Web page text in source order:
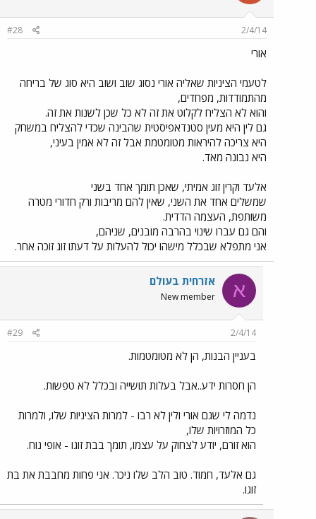
2/4/14
#28
אורי
לטעמי הציניות שאליה אורי נסוג שוב ושוב היא סוג של בריחה
מהתמודדות, מפחדים,
והוא לא הצליח לקלוט את זה לא כל שכן לשנות את זה.
גם לין היא מעין סטנדאפיסטית שהבינה שכדי להצליח במשחק
היא צריכה להיראות מטומטמת אבל זה לא אמין בעיני,
היא נבונה מאד.
אלעד וקרין זוג אמיתי, שאכן תומך אחד בשני
שמשלים אחד את השני, שאין להם מריבות ורק חדורי מטרה
משותפת, העצמה הדדית.
והם גם עברו שינוי בהרבה מובנים, שניהם,
אני מתפלא שבכלל מישהו יכול להעלות על דעתו זוג זוכה אחר.
א אזרחית בעולם
New member
2/4/14
#29
בעניין הבנות, הן לא מטומטמות.
הן חסרות ידע..אבל בעלות תושייה ובכלל לא טפשות.
נדמה לי שגם אורי ולין לא רבו - למרות הציניות שלו, ולמרות
כל המוזרויות שלו,
הוא זורם, יודע לצחוק על עצמו, תומך בבת זוגו - אופי נוח.
גם אלעד, חמוד. טוב הלב שלו ניכר. אני פחות מחבבת את בת
זוגו.